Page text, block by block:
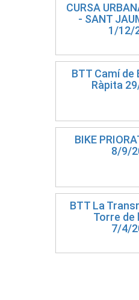
CURSA
- SANT
1/12/
BTT Camí de
Ràpita
BIKE
8/9/
BTT La
Torre de
7/4/